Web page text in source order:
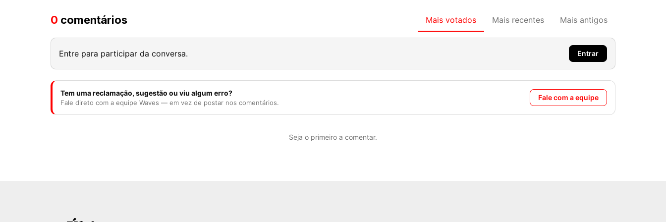
0 comentários Mais votados Mais recentes Mais antigos
Entre para participar da conversa. Entrar
Tem uma reclamação, sugestão ou viu algum erro?
Fale direto com a equipe Waves — em vez de postar nos comentários.
Fale com a equipe
Seja o primeiro a comentar.